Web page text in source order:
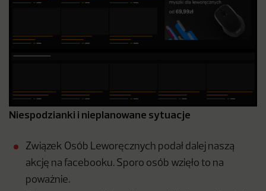
Niespodzianki i nieplanowane sytuacje
Związek Osób Leworęcznych podał dalej naszą
akcję na facebooku. Sporo osób wzięło to na
poważnie.